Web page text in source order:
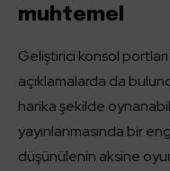
muhtemel
Geliştirici konsol
açıklamalarda da
harika şekilde
yayınlanmasında bir
düşünülenin aksine